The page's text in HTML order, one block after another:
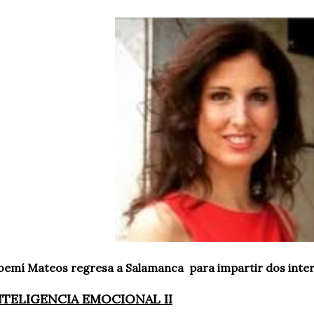
Mateos regresa a Salamanca para impartir dos
EMOCIONAL II